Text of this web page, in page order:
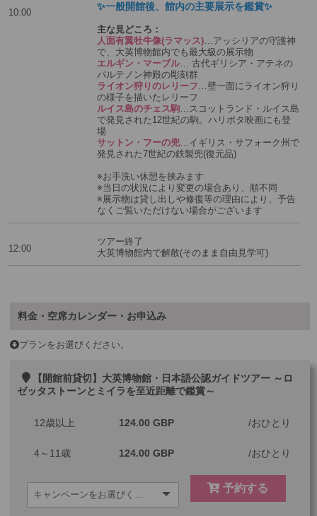
10:00
✨一般開館後、館内の主要展示を鑑賞✨
主な見どころ：
人面有翼牡牛像(ラマッス)…アッシリアの守護神
で、大英博物館内でも最大級の展示物
エルギン・マーブル… 古代ギリシア・アテネの
パルテノン神殿の彫刻群
ライオン狩りのレリーフ…壁一面にライオン狩り
の様子を描いたレリーフ
ルイス島のチェス駒…スコットランド・ルイス島
で発見された12世紀の駒。ハリポタ映画にも登
場
サットン・フーの兜…イギリス・サフォーク州で
発見された7世紀の鉄製兜(復元品)
※お手洗い休憩を挟みます
※当日の状況により変更の場合あり、順不同
※展示物は貸し出しや修復等の理由により、予告
なくご覧いただけない場合がございます
12:00
ツアー終了
大英博物館内で解散(そのまま自由見学可)
料金・空席カレンダー・お申込み
プランをお選びください。
【開館前貸切】大英博物館・日本語公認ガイドツアー ～ロ
ゼッタストーンとミイラを至近距離で鑑賞～
12歳以上 124.00 GBP おひとり
4～11歳 124.00 GBP おひとり
予約する